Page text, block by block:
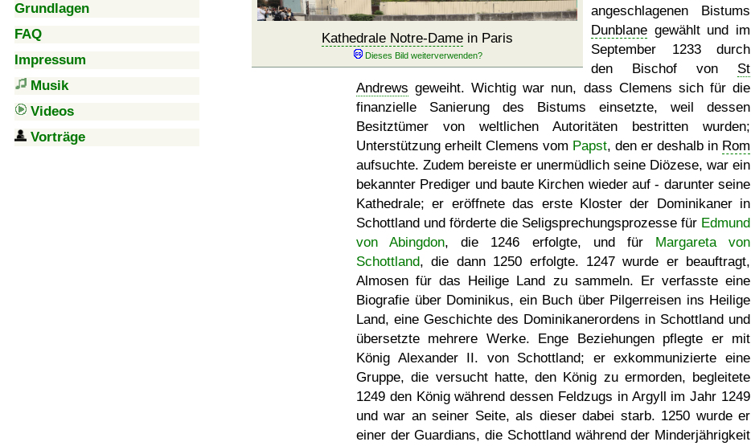
Grundlagen
FAQ
Impressum
Musik
Videos
Vorträge
Kathedrale Notre-Dame in Paris
angeschlagenen Bistums
Dunblane gewählt und im
September 1233 durch
den Bischof von St
Andrews geweiht. Wichtig war nun, dass Clemens sich für die
finanzielle Sanierung des Bistums einsetzte, weil dessen
Besitztümer von weltlichen Autoritäten bestritten wurden;
Unterstützung erheilt Clemens vom Papst, den er deshalb in Rom
aufsuchte. Zudem bereiste er unermüdlich seine Diözese, war ein
bekannter Prediger und baute Kirchen wieder auf - darunter seine
Kathedrale; er eröffnete das erste Kloster der Dominikaner in
Schottland und förderte die Seligsprechungsprozesse für Edmund
von Abingdon, die 1246 erfolgte, und für Margareta von
Schottland, die dann 1250 erfolgte. 1247 wurde er beauftragt,
Almosen für das Heilige Land zu sammeln. Er verfasste eine
Biografie über Dominikus, ein Buch über Pilgerreisen ins Heilige
Land, eine Geschichte des Dominikanerordens in Schottland und
übersetzte mehrere Werke. Enge Beziehungen pflegte er mit
König Alexander II. von Schottland; er exkommunizierte eine
Gruppe, die versucht hatte, den König zu ermorden, begleitete
1249 den König während dessen Feldzugs in Argyll im Jahr 1249
und war an seiner Seite, als dieser dabei starb. 1250 wurde er
einer der Guardians, die Schottland während der Minderjährigkeit